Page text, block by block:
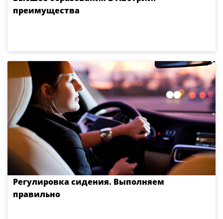
преимущества
Регулировка сидения. Выполняем
правильно